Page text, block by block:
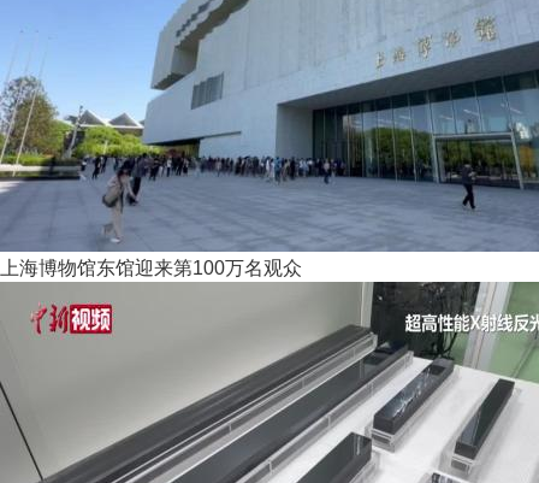
上海博物馆东馆迎来第100万名观众